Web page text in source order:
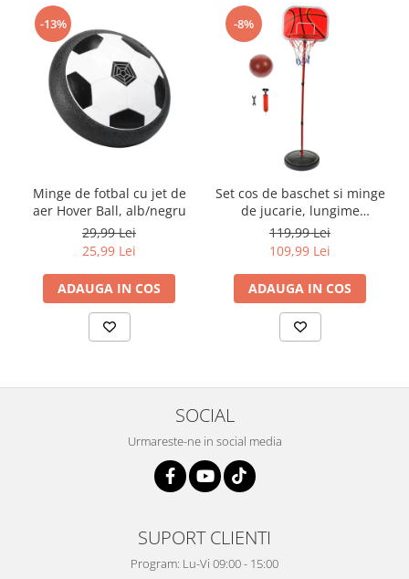
-13%
Minge de fotbal cu jet de
aer Hover Ball, alb/negru
29,99 Lei
25,99 Lei
ADAUGA IN COS
-8%
Set cos de baschet si minge
de jucarie, lungime
reglabila, inaltime 200 cm
119,99 Lei
109,99 Lei
ADAUGA IN COS
SOCIAL
Urmareste-ne in social media
SUPORT CLIENTI
Program: Lu-Vi 09:00 - 15:00